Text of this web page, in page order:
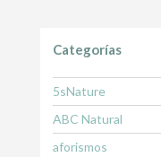
Categorías
5sNature
ABC Natural
aforismos